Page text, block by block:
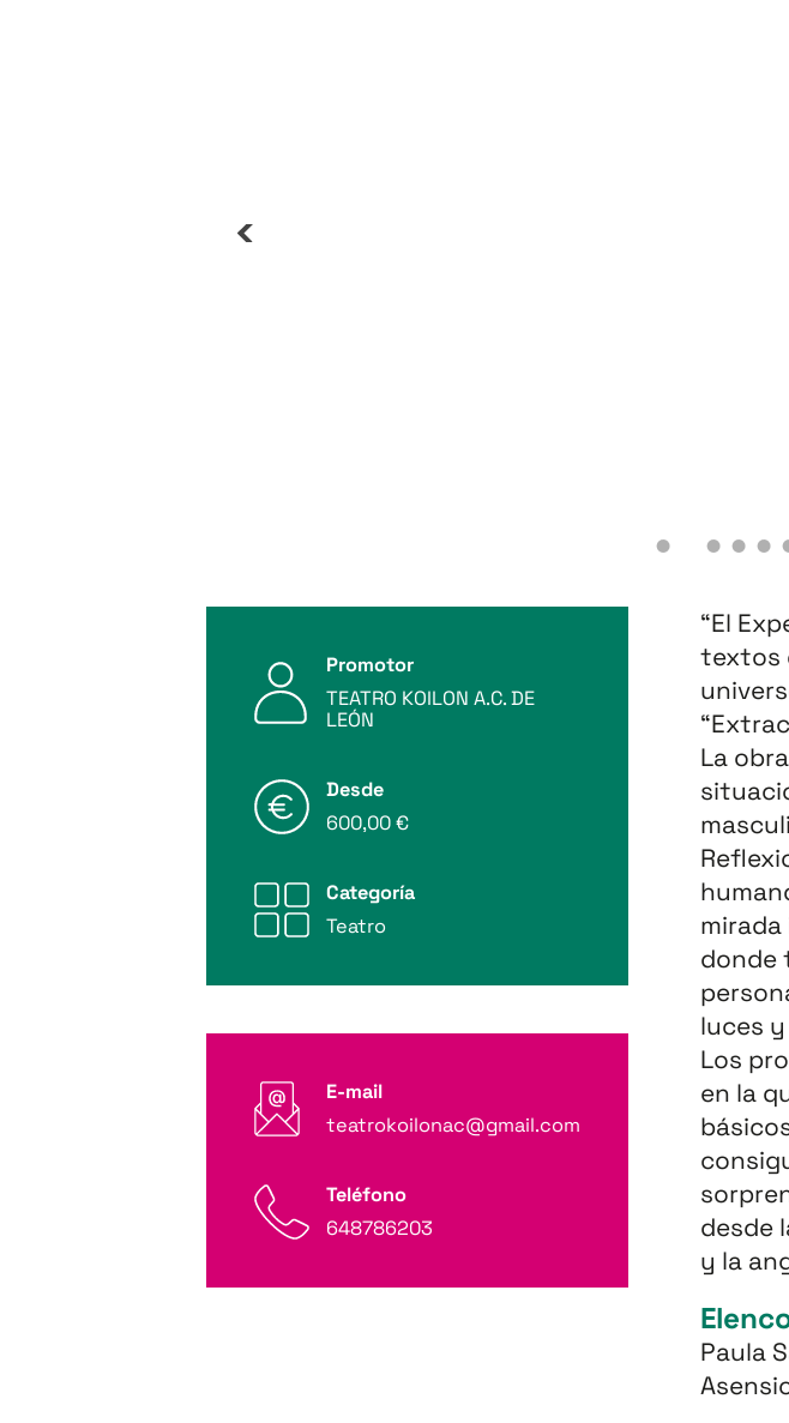
Promotor
TEATRO KOILON A.C. DE
LEÓN
Desde
600,00 €
Categoría
Teatro
E-mail
teatrokoilonac@gmail.com
Teléfono
648786203
“El
textos
La
donde
luces
Los
en la
desde
y la
Paula